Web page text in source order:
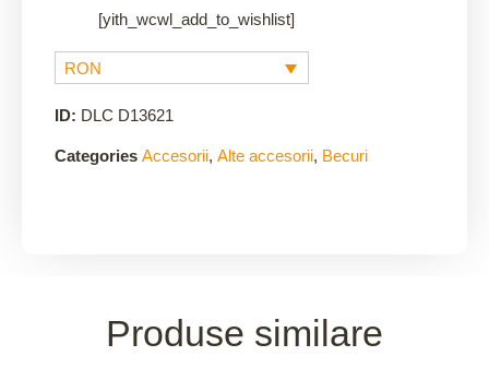
[yith_wcwl_add_to_wishlist]
RON
ID: DLC D13621
Categories Accesorii, Alte accesorii, Becuri
Produse similare